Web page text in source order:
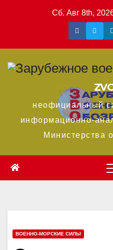
Сб. Авг 8th,
неофициальный
информационно-
Министерства
ВОЕННО-МОРСКИЕ СИЛЫ